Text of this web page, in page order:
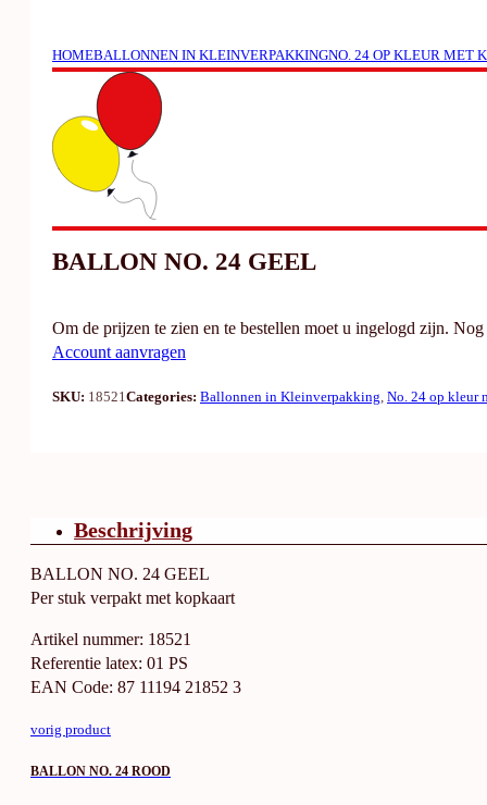
HOMEBALLONNEN IN KLEINVERPAKKINGNO. 24 OP KLEUR MET
BALLON NO. 24 GEEL
Om de prijzen te zien en te bestellen moet u ingelogd zijn. Nog
Account aanvragen
SKU: 18521 Categories: Ballonnen in Kleinverpakking No. 24 op kleur
Beschrijving
BALLON NO. 24 GEEL
Per stuk verpakt met kopkaart
Artikel nummer: 18521
Referentie latex: 01 PS
EAN Code: 87 11194 21852 3
vorig product
BALLON NO. 24 ROOD